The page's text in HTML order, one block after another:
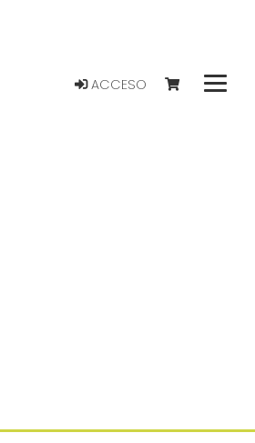
ACCESO